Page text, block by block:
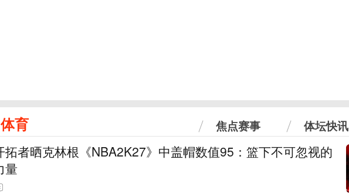
体育 焦点赛事 体坛快讯
拓者晒克林根《NBA2K27》中盖帽数值95：篮下不可忽视的
量